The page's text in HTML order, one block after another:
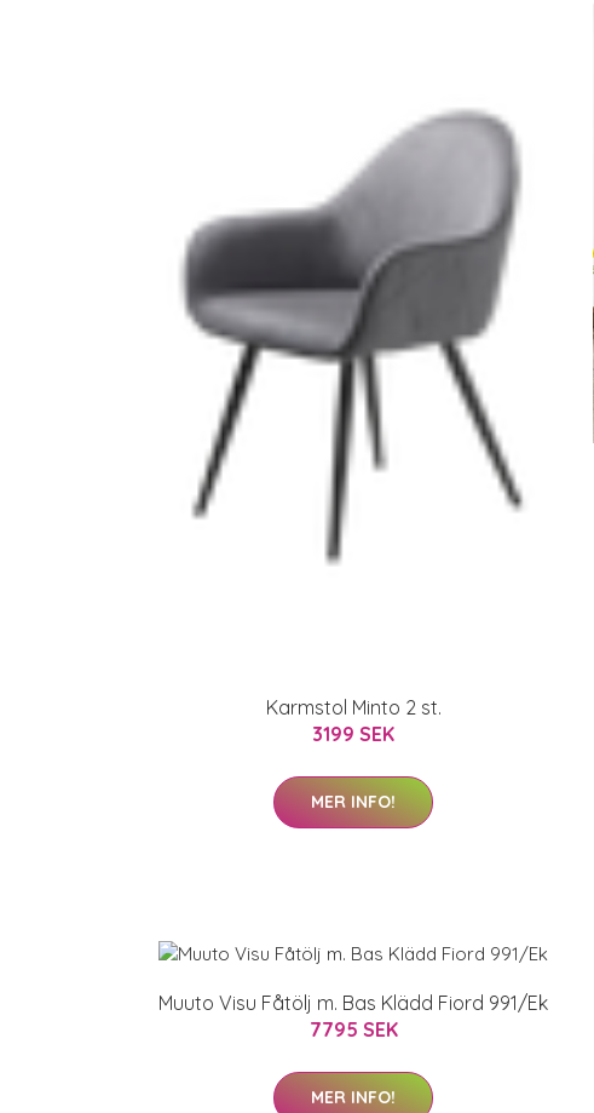
Karmstol Minto 2 st.
3199 SEK
MER INFO!
Muuto Visu Fåtölj m. Bas Klädd Fiord 991/Ek
7795 SEK
MER INFO!